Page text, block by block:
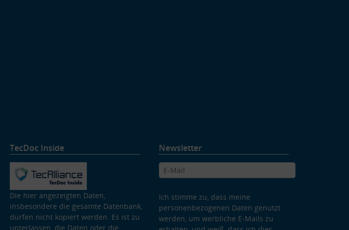
TecDoc Inside
Die hier angezeigten Daten,
insbesondere die gesamte Datenbank,
dürfen nicht kopiert werden. Es ist zu
unterlassen, die Daten oder die
Newsletter
Ich stimme zu, dass meine
personenbezogenen Daten genutzt
werden, um werbliche E-Mails zu